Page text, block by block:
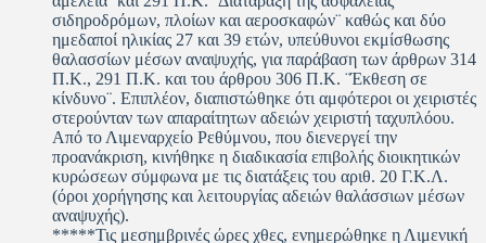
σιδηροδρόμων, πλοίων και αεροσκαφών¨ καθώς και δύο
ημεδαποί ηλικίας 27 και 39 ετών, υπεύθυνοι εκμίσθωσης
θαλασσίων μέσων αναψυχής, για παράβαση των άρθρων 314
Π.Κ., 291 Π.Κ. και του άρθρου 306 Π.Κ. ¨Έκθεση σε
κίνδυνο¨. Επιπλέον, διαπιστώθηκε ότι αμφότεροι οι χειριστές
στερούνταν των απαραίτητων αδειών χειριστή ταχυπλόου.
Από το Λιμεναρχείο Ρεθύμνου, που διενεργεί την
προανάκριση, κινήθηκε η διαδικασία επιβολής διοικητικών
κυρώσεων σύμφωνα με τις διατάξεις του αριθ. 20 Γ.Κ.Λ.
(όροι χορήγησης και λειτουργίας αδειών θαλάσσιων μέσων
αναψυχής).
*****Τις μεσημβρινές ώρες χθες, ενημερώθηκε η Λιμενική